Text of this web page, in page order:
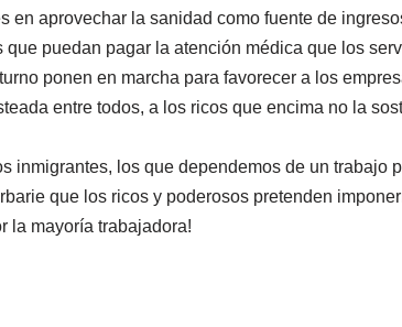
en aprovechar la sanidad como fuente de
puedan pagar la atención médica que los
ponen en marcha para favorecer a los
entre todos, a los ricos que encima no la
inmigrantes, los que dependemos de un trabajo
que los ricos y poderosos pretenden
la mayoría trabajadora!